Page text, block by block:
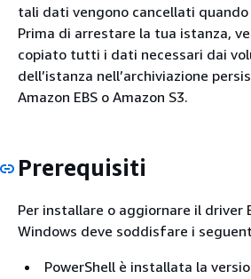
tali dati vengono cancellati quando
Prima di arrestare la tua istanza,
copiato tutti i dati necessari dai
dell’istanza nell’archiviazione
Amazon EBS o Amazon S3.
Prerequisiti
Per installare o aggiornare il driver
Windows deve soddisfare i
PowerShell è installata la